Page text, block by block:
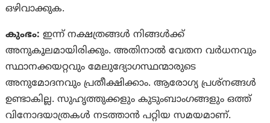
ഒഴിവാക്കുക.
കുംഭം: ഇന്ന് നക്ഷത്രങ്ങള്‍ നിങ്ങള്‍ക്ക്
അനുകൂലമായിരിക്കും. അതിനാല്‍ വേതന വര്‍ധനവും
സ്ഥാനക്കയറ്റവും മേലുദ്യോഗസ്ഥന്മാരുടെ
അനുമോദനവും പ്രതീക്ഷിക്കാം. ആരോഗ്യ പ്രശ്‌നങ്ങള്‍
ഉണ്ടാകില്ല. സുഹൃത്തുക്കളും കുടുംബാംഗങ്ങളും ഒത്ത്
വിനോദയാത്രകള്‍ നടത്താന്‍ പറ്റിയ സമയമാണ്.